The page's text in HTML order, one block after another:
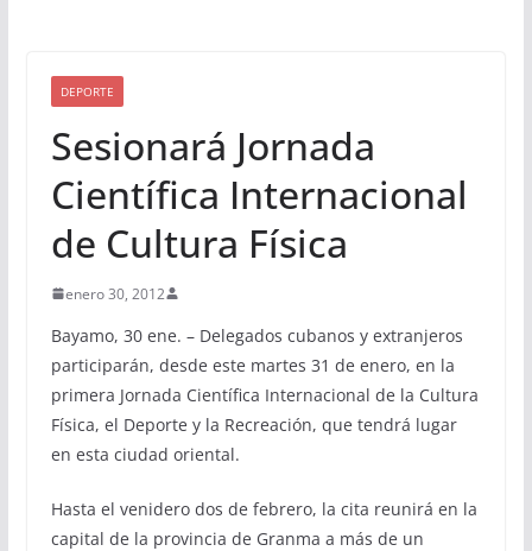
DEPORTE
Sesionará Jornada
Científica Internacional
de Cultura Física
enero 30, 2012
Bayamo, 30 ene. – Delegados cubanos y extranjeros
participarán, desde este martes 31 de enero, en la
primera Jornada Científica Internacional de la Cultura
Física, el Deporte y la Recreación, que tendrá lugar
en esta ciudad oriental.
Hasta el venidero dos de febrero, la cita reunirá en la
capital de la provincia de Granma a más de un